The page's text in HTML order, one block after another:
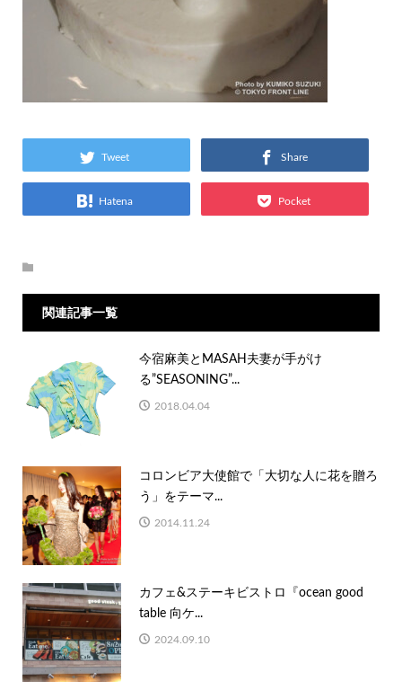
Tweet Share
Hatena Pocket
関連記事一覧
今宿麻美とMASAH夫妻が手がけ
る”SEASONING”...
2018.04.04
コロンビア大使館で「大切な人に花を贈ろ
う」をテーマ...
2014.11.24
カフェ&ステーキビストロ『ocean good
table 向ケ...
2024.09.10